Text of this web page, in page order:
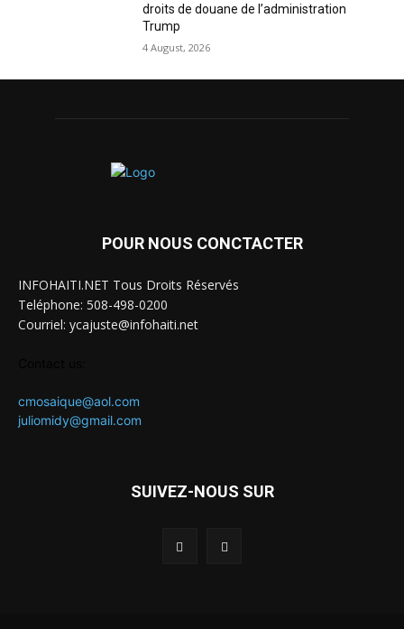
droits de douane de l’administration
Trump
4 August, 2026
POUR NOUS CONCTACTER
INFOHAITI.NET Tous Droits Réservés
Teléphone: 508-498-0200
Courriel: ycajuste@infohaiti.net
cmosaique@aol.com
juliomidy@gmail.com
SUIVEZ-NOUS SUR